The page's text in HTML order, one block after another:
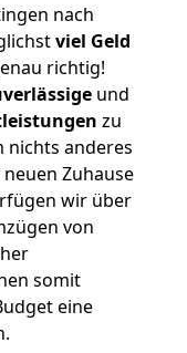
nach
viel Geld
richtig!
und
zu
nichts anderes
Zuhause
wir über
von
somit
eine